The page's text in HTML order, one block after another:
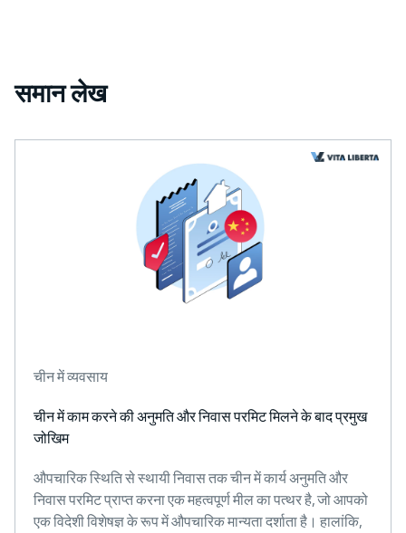
समान लेख
चीन में व्यवसाय
चीन में काम करने की अनुमति और निवास परमिट मिलने के बाद प्रमुख
जोखिम
औपचारिक स्थिति से स्थायी निवास तक चीन में कार्य अनुमति और
निवास परमिट प्राप्त करना एक महत्वपूर्ण मील का पत्थर है, जो आपको
एक विदेशी विशेषज्ञ के रूप में औपचारिक मान्यता दर्शाता है। हालांकि,